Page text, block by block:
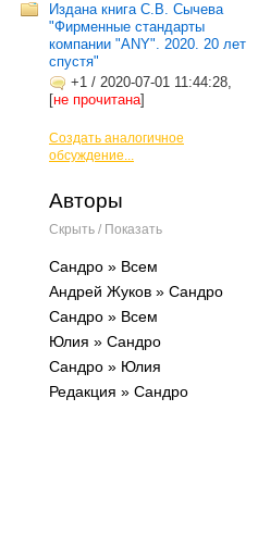
Издана книга С.В. Сычева
"Фирменные стандарты
компании "ANY". 2020. 20 лет
спустя"
+1 / 2020-07-01 11:44:28,
[не прочитана]
Создать аналогичное
обсуждение...
Авторы
Скрыть / Показать
Сандро » Всем
Андрей Жуков » Сандро
Сандро » Всем
Юлия » Сандро
Сандро » Юлия
Редакция » Сандро